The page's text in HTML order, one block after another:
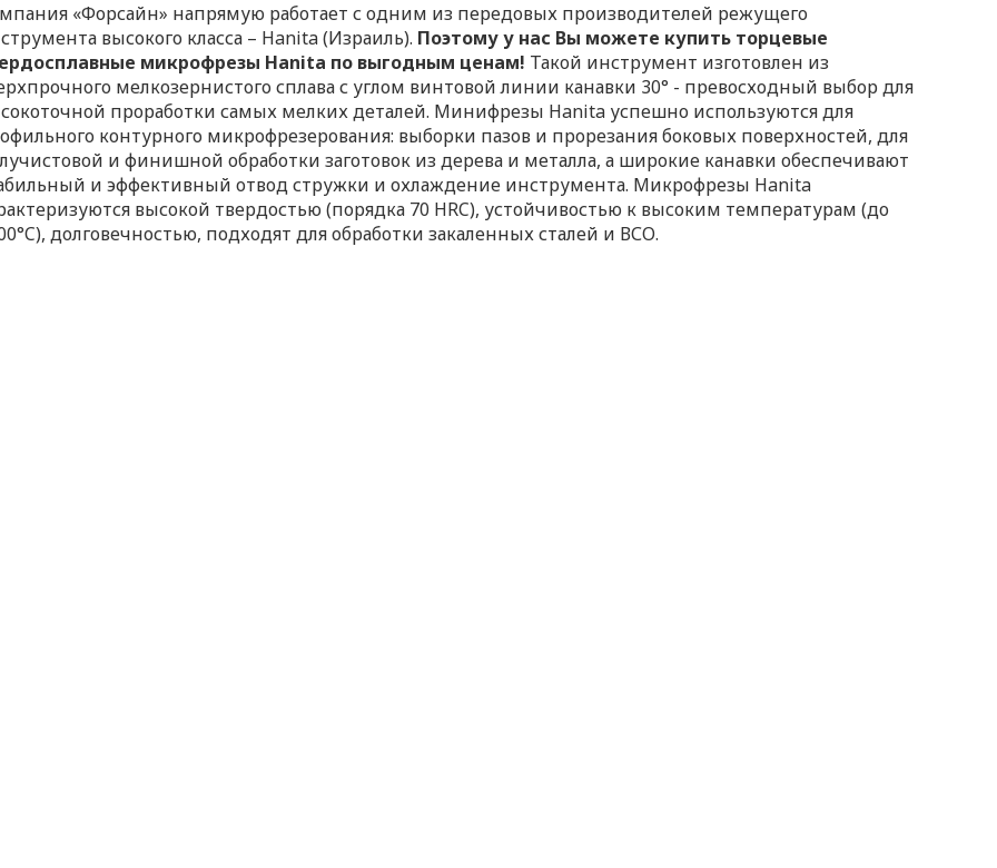
«Форсайн» напрямую работает с одним из передовых производителей режущего
высокого класса – Hanita (Израиль). Поэтому у нас Вы можете купить торцевые
микрофрезы Hanita по выгодным ценам! Такой инструмент изготовлен из
мелкозернистого сплава с углом винтовой линии канавки 30° - превосходный выбор для
проработки самых мелких деталей. Минифрезы Hanita успешно используются для
контурного микрофрезерования: выборки пазов и прорезания боковых поверхностей, для
и финишной обработки заготовок из дерева и металла, а широкие канавки обеспечивают
и эффективный отвод стружки и охлаждение инструмента. Микрофрезы Hanita
высокой твердостью (порядка 70 HRC), устойчивостью к высоким температурам (до
долговечностью, подходят для обработки закаленных сталей и ВСО.